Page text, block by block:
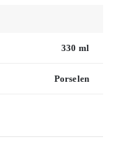
330 ml
Porselen